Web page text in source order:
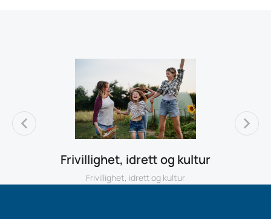
Frivillighet, idrett og kultur
Frivillighet, idrett og kultur